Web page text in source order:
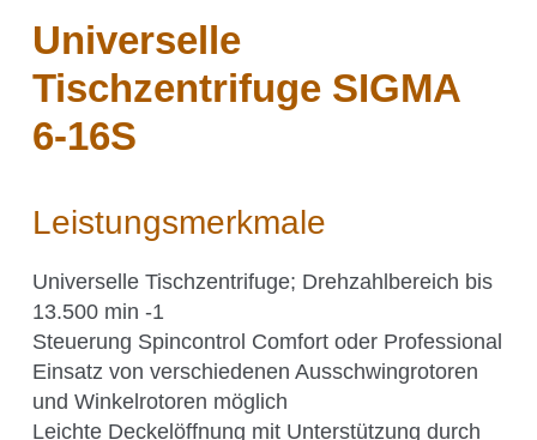
O₂-Regelung
Software
Display
Services
Services
Universelle
Tischzentrifuge SIGMA
6-16S
Leistungsmerkmale
Universelle Tischzentrifuge; Drehzahlbereich bis
13.500 min -1
Steuerung Spincontrol Comfort oder Professional
Einsatz von verschiedenen Ausschwingrotoren
und Winkelrotoren möglich
Leichte Deckelöffnung mit Unterstützung durch